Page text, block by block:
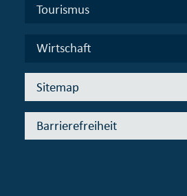
Tourismus
Wirtschaft
Sitemap
Barrierefreiheit